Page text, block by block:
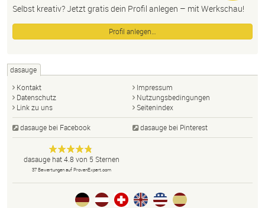
Selbst kreativ? Jetzt gratis dein Profil anlegen – mit Werkschau!
Profil anlegen…
dasauge
Kontakt
Impressum
Datenschutz
Nutzungsbedingungen
Link zu uns
Seitenindex
dasauge bei Facebook dasauge bei Pinterest
dasauge
Designer,
Fotografen,
Agenturen,
Portfolios
Anonym
dasaugehat4.8 von 5 Sternen
37Bewertungen auf ProvenExpert.com